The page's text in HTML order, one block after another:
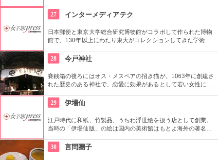
ではぬれ煎餅にアイスクリームをはさんだ「ぬれソフト」も人
気。
27 インターメディアテク
日本郵便と東京大学総合研究博物館がコラボして作られた博物
館で、130年以上にわたり東大がコレクションしてきた学術コ
ている。
28 今戸神社
賽銭箱の後ろにはオス・メスペアの招き猫が。1063年に創建さ
れた歴史のある神社で、恋愛に効果があるとして若い女性に人
購入してみては？
29 伊場仙
江戸時代に和紙、竹製品、うちわ浮世絵を扱う店として創業。
当時の「伊場仙版」の絵は国内の美術館はもとよ海外の著名美
などを取り扱っている。
30 言問團子